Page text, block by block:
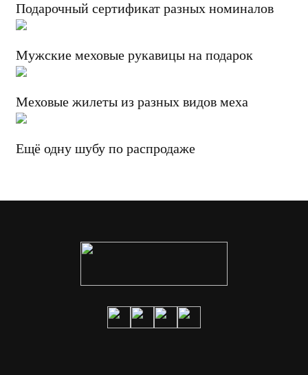
Подарочный сертификат разных номиналов
Мужские меховые рукавицы на подарок
Меховые жилеты из разных видов меха
Ещё одну шубу по распродаже